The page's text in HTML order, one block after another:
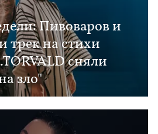
Пивоваров и
трек на стихи
сняли
зло"